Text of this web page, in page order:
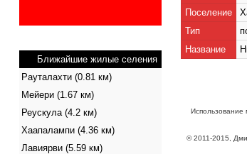
Ближайшие жилые селения
Рауталахти (0.81 км)
Мейери (1.67 км)
Реускула (4.2 км)
Хаапалампи (4.36 км)
Лавиярви (5.59 км)
Поселение
Тип
Название
Использование
©2011-2015 ,